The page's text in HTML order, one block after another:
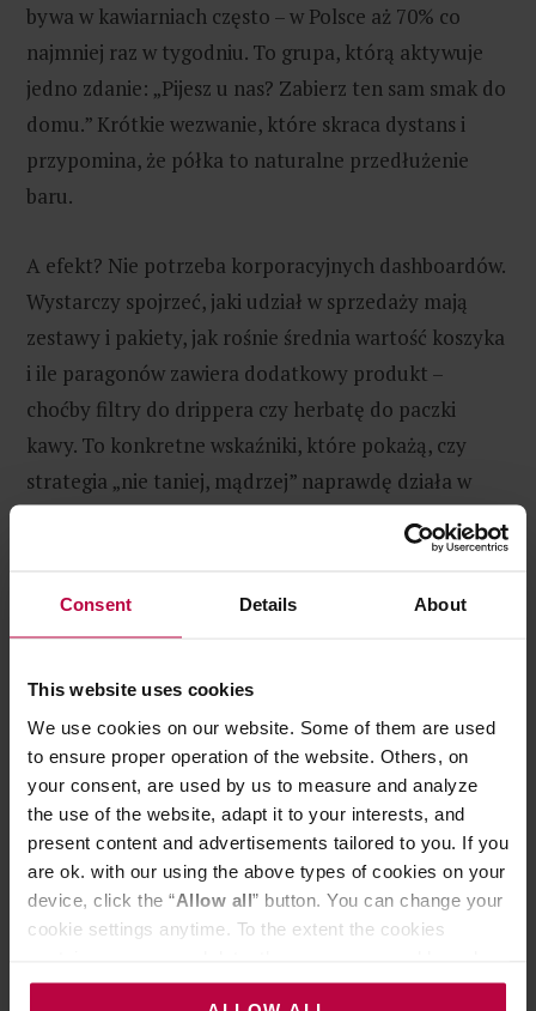
Consent Details About
This website uses cookies
We use cookies on our website. Some of them are used
to ensure proper operation of the website. Others, on
your consent, are used by us to measure and analyze
the use of the website, adapt it to your interests, and
present content and advertisements tailored to you. If you
are ok. with our using the above types of cookies on your
device, click the “Allow all” button. You can change your
cookie settings anytime. To the extent the cookies
the controller’s (namely, ALL GOOD S.A., ul.
bywa w kawiarniach często – w Polsce aż 70% co
najmniej raz w tygodniu. To grupa, którą aktywuje
jedno zdanie: „Pijesz u nas? Zabierz ten sam smak do
domu.” Krótkie wezwanie, które skraca dystans i
przypomina, że półka to naturalne przedłużenie
baru.
A efekt? Nie potrzeba korporacyjnych dashboardów.
Wystarczy spojrzeć, jaki udział w sprzedaży mają
zestawy i pakiety, jak rośnie średnia wartość koszyka
i ile paragonów zawiera dodatkowy produkt –
choćby filtry do drippera czy herbatę do paczki
kawy. To konkretne wskaźniki, które pokażą, czy
strategia „nie taniej, mądrzej” naprawdę działa w